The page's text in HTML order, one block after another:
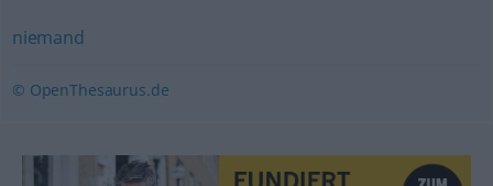
niemand
© OpenThesaurus.de